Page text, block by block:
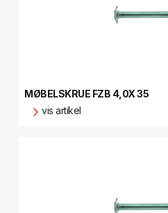
MØBELSKRUE FZB 4,0X 35
vis artikel